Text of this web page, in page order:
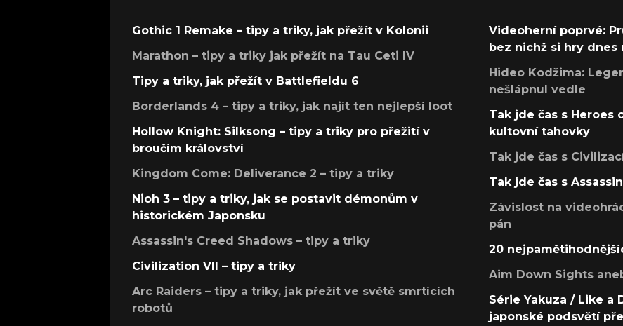
Gothic 1 Remake – tipy a triky, jak přežít v Kolonii
Marathon – tipy a triky jak přežít na Tau Ceti IV
Tipy a triky, jak přežít v Battlefieldu 6
Borderlands 4 – tipy a triky, jak najít ten nejlepší loot
Hollow Knight: Silksong – tipy a triky pro přežití v
broučím království
Kingdom Come: Deliverance 2 – tipy a triky
Nioh 3 – tipy a triky, jak se postavit démonům v
historickém Japonsku
Assassin's Creed Shadows – tipy a triky
Civilization VII – tipy a triky
Arc Raiders – tipy a triky, jak přežít ve světě smrtících
robotů
Videoherní poprvé:
bez nichž si hry
Hideo Kodžima:
nešlápnul vedle
Tak jde čas s Heroes
kultovní tahovky
Tak jde čas s
Tak jde čas s
Závislost na
pán
20
Aim Down Sights
Série Yakuza / Like a
japonské podsvětí